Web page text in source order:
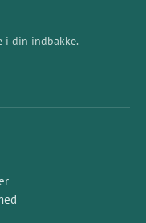
i din indbakke.